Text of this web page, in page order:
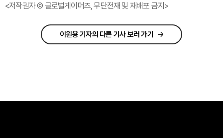
<저작권자 © 글로벌게이머즈, 무단전재 및 재배포 금지>
이원용 기자의 다른 기사 보러 가기